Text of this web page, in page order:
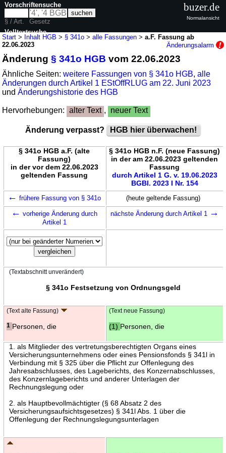
Start > Inhalt HGB > § 341o >alle Fassungen >a.F. Fassung ab
22.06.2023
Änderungsalarm
Änderung§ 341o HGB vom 22.06.2023
Ähnliche Seiten:weitere Fassungen von § 341o HGB,alle
Änderungen durch Artikel 1 EStOffRLUG am 22. Juni 2023
undÄnderungshistorie des HGB
Hervorhebungen: alter Text , neuer Text
Änderung verpasst? HGB hier überwachen!
§ 341o HGB a.F. (alte
Fassung)
in der vor dem 22.06.2023
geltenden Fassung
§ 341o HGB n.F. (neue Fassung)
in der am 22.06.2023 geltenden
Fassung
durch Artikel 1 G. v. 19.06.2023
BGBl. 2023 I Nr. 154
← frühere Fassung von § 341o (heute geltende Fassung)
← vorherige Änderung durch
Artikel 1
nächste Änderung durch Artikel 1 →
(Textabschnitt unverändert)
§ 341o Festsetzung von Ordnungsgeld
(Text alte Fassung)
1 Personen, die
(Text neue Fassung)
(1) Personen, die
1. als Mitglieder des vertretungsberechtigten Organs eines
Versicherungsunternehmens oder eines Pensionsfonds § 341l in
Verbindung mit § 325 über die Pflicht zur Offenlegung des
Jahresabschlusses, des Lageberichts, des Konzernabschlusses,
des Konzernlageberichts und anderer Unterlagen der
Rechnungslegung oder
2. als Hauptbevollmächtigter (§ 68 Absatz 2 des
Versicherungsaufsichtsgesetzes) § 341l Abs. 1 über die
Offenlegung der Rechnungslegungsunterlagen
Vorschriftensuche
§ / Art.
Gesetz
Volltextsuche
buzer.de
Normalansicht